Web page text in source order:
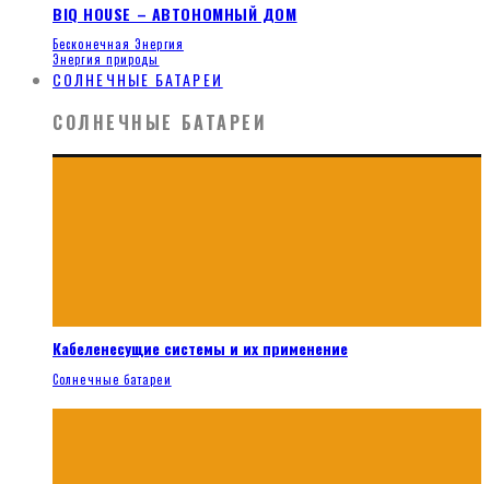
BIQ HOUSE – АВТОНОМНЫЙ ДОМ
Бесконечная Энергия
Энергия природы
СОЛНЕЧНЫЕ БАТАРЕИ
СОЛНЕЧНЫЕ БАТАРЕИ
Кабеленесущие системы и их применение
Солнечные батареи